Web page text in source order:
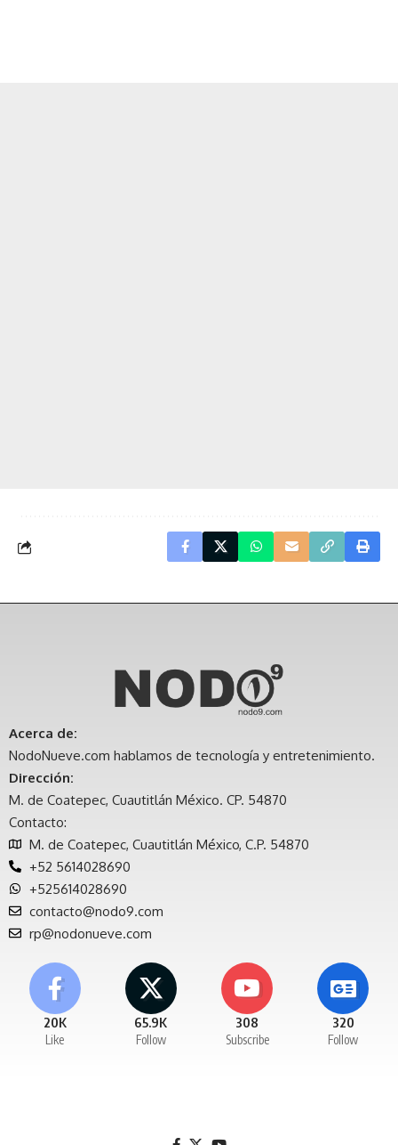
Acerca de:
NodoNueve.com hablamos de tecnología y entretenimiento.
Dirección:
M. de Coatepec, Cuautitlán México. CP. 54870
Contacto:
M. de Coatepec, Cuautitlán México, C.P. 54870
+52 5614028690
+525614028690
contacto@nodo9.com
rp@nodonueve.com
20K
Like
65.9K
Follow
308
Subscribe
320
Follow